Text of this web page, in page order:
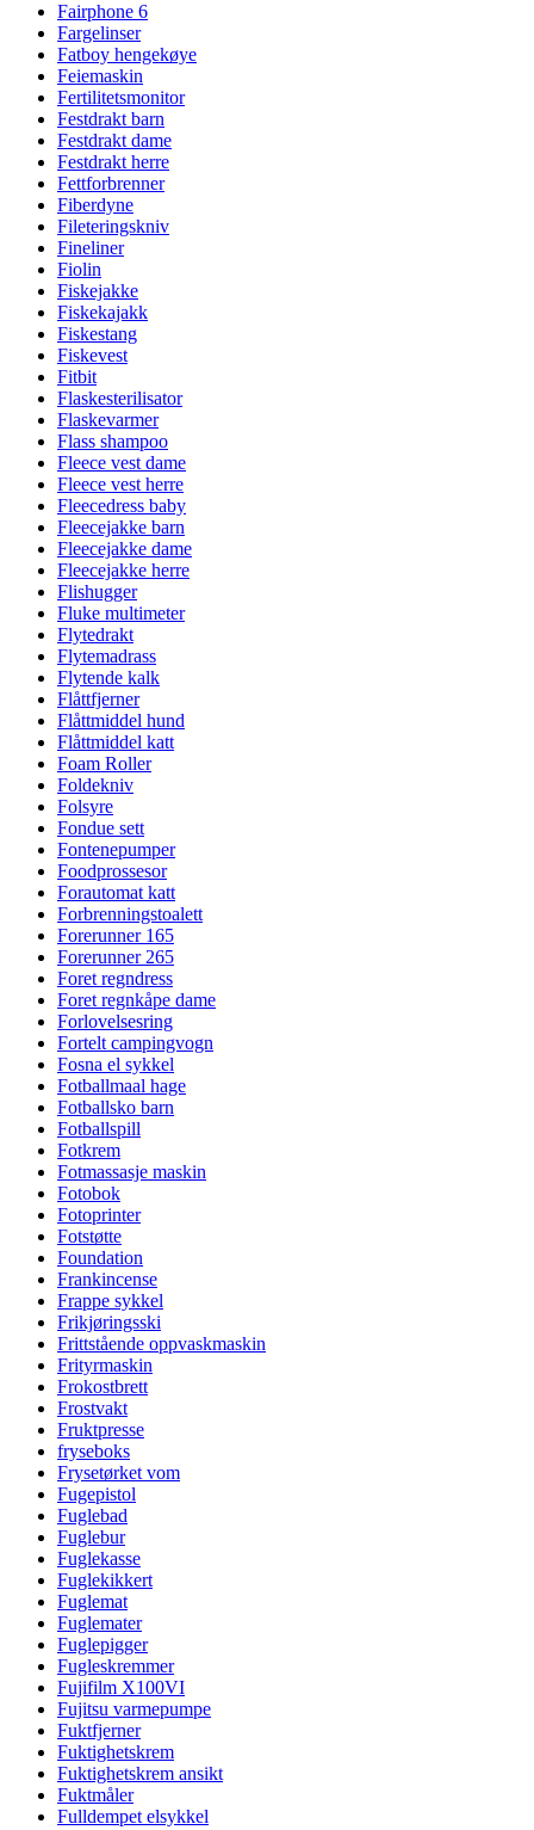
Fairphone 6
Fargelinser
Fatboy hengekøye
Feiemaskin
Fertilitetsmonitor
Festdrakt barn
Festdrakt dame
Festdrakt herre
Fettforbrenner
Fiberdyne
Fileteringskniv
Fineliner
Fiolin
Fiskejakke
Fiskekajakk
Fiskestang
Fiskevest
Fitbit
Flaskesterilisator
Flaskevarmer
Flass shampoo
Fleece vest dame
Fleece vest herre
Fleecedress baby
Fleecejakke barn
Fleecejakke dame
Fleecejakke herre
Flishugger
Fluke multimeter
Flytedrakt
Flytemadrass
Flytende kalk
Flåttfjerner
Flåttmiddel hund
Flåttmiddel katt
Foam Roller
Foldekniv
Folsyre
Fondue sett
Fontenepumper
Foodprossesor
Forautomat katt
Forbrenningstoalett
Forerunner 165
Forerunner 265
Foret regndress
Foret regnkåpe dame
Forlovelsesring
Fortelt campingvogn
Fosna el sykkel
Fotballmaal hage
Fotballsko barn
Fotballspill
Fotkrem
Fotmassasje maskin
Fotobok
Fotoprinter
Fotstøtte
Foundation
Frankincense
Frappe sykkel
Frikjøringsski
Frittstående oppvaskmaskin
Frityrmaskin
Frokostbrett
Frostvakt
Fruktpresse
fryseboks
Frysetørket vom
Fugepistol
Fuglebad
Fuglebur
Fuglekasse
Fuglekikkert
Fuglemat
Fuglemater
Fuglepigger
Fugleskremmer
Fujifilm X100VI
Fujitsu varmepumpe
Fuktfjerner
Fuktighetskrem
Fuktighetskrem ansikt
Fuktmåler
Fulldempet elsykkel